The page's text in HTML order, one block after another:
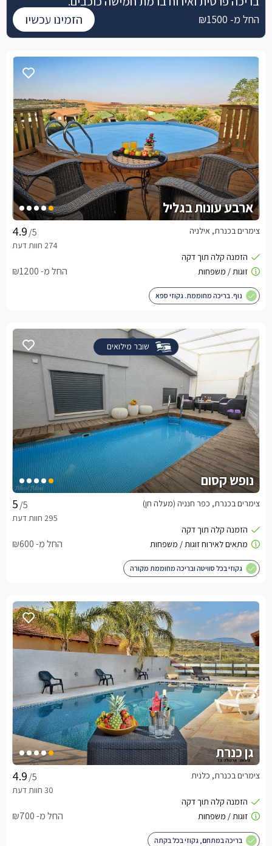
ארבע עונות בגליל
/5 צימרים בכנרת, אילניה
החל מ- ₪1200
נוף. בריכה מחוממת. גקוזי ספא
שובר מילואים
נופש קסום
/5 צימרים בכנרת, כפר חנניה (מעלה חן)
החל מ- ₪600
גקוזי בכל סוויטה ובריכה מחוממת מקורה
גן כנרת
/5 צימרים בכנרת, כלנית
החל מ- ₪700
בריכה במתחם, גקוזי בכל בקתה
החל מ- ₪1500 הזמינו עכשיו